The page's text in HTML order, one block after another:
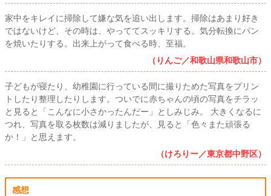
家中をキレイに掃除して嫌な気を追い出します。掃除はあまり好き
ではないけど、その時は、やっててスッキリする。気分転換にパン
を焼いたりする。出来上がって食べる時、至福。
（りんご／和歌山県和歌山市）
子どもが寝たり、幼稚園に行っている間に撮りためた写真をプリン
トしたり整理したりします。ついでに赤ちゃんの頃の写真をチラッ
と見ると「こんなに小さかったんだー」としみじみ。 大きくなるに
つれ、写真を取る枚数は減りましたが、見ると「色々また頑張る
か！」と思えます。
（けろりー／東京都中野区）
感想